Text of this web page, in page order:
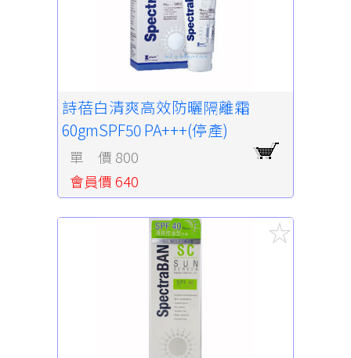
詩蓓白清爽高效防曬隔離霜
60gmSPF50 PA+++(停產)
單 價 800
會員價 640